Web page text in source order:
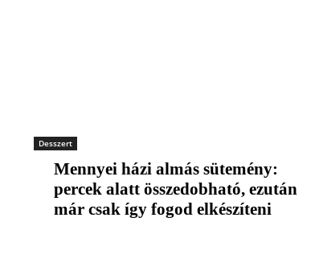
Desszert
Mennyei házi almás sütemény:
percek alatt összedobható, ezután
már csak így fogod elkészíteni